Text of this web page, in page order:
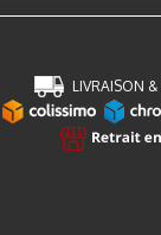
LIVRAISON &